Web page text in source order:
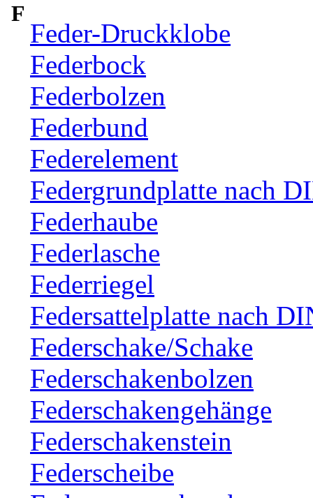
F
Feder-Druckklobe
Federbock
Federbolzen
Federbund
Federelement
Federgrundplatte nach
Federhaube
Federlasche
Federriegel
Federsattelplatte nach
Federschake/Schake
Federschakenbolzen
Federschakengehänge
Federschakenstein
Federscheibe